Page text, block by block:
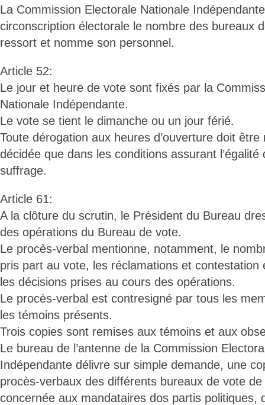
La Commission Electorale Nationale
circonscription électorale le nombre des bureaux
ressort et nomme son personnel.
Article 52:
Le jour et heure de vote sont fixés par la
Nationale Indépendante.
Le vote se tient le dimanche ou un jour férié.
Toute dérogation aux heures d’ouverture doit
décidée que dans les conditions assurant
suffrage.
Article 61:
A la clôture du scrutin, le Président du Bureau
des opérations du Bureau de vote.
Le procès-verbal mentionne, notamment, le
pris part au vote, les réclamations et contestation
les décisions prises au cours des opérations.
Le procès-verbal est contresigné par tous les
les témoins présents.
Trois copies sont remises aux témoins et aux
Le bureau de l’antenne de la Commission
Indépendante délivre sur simple demande, une
procès-verbaux des différents bureaux de vote
concernée aux mandataires dos partis politiques,